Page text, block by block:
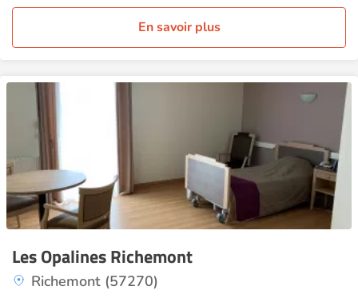
En savoir plus
Les Opalines Richemont
Richemont (57270)